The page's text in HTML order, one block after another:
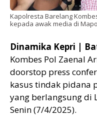
Kapolresta Barelang
kepada awak media di
Dinamika Kepri |
Kombes Pol Zaenal
doorstop press
kasus tindak pidana
yang berlangsung di
Senin (7/4/2025).